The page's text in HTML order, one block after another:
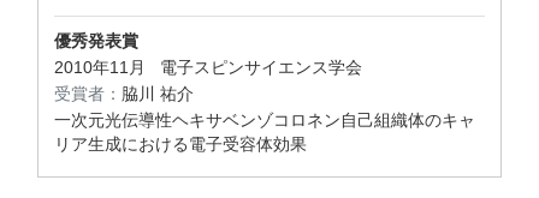
優秀発表賞
2010年11月 電子スピンサイエンス学会
受賞者： 脇川 祐介
一次元光伝導性ヘキサベンゾコロネン自己組織体のキャ
リア生成における電子受容体効果